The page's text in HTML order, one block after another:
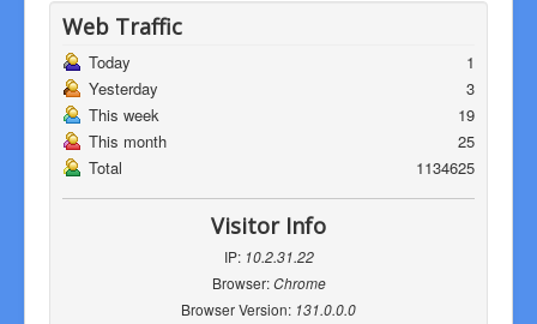
Web Traffic
Today
1
Yesterday
3
This week
19
This month
25
Total
1134625
Visitor Info
IP: 10.2.31.22
Browser:Chrome
Browser Version: 131.0.0.0